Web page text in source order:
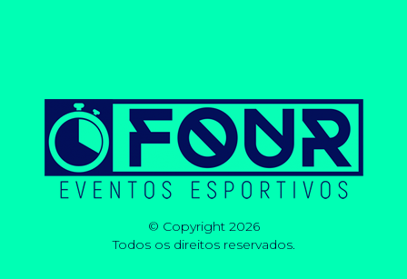
© Copyright 2026
Todos os direitos reservados.